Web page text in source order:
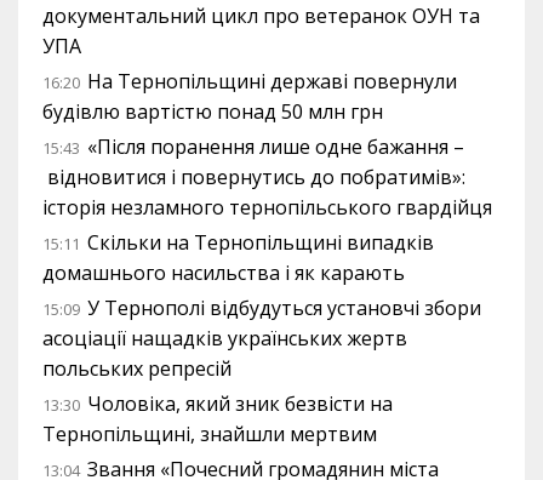
документальний цикл про ветеранок ОУН та
УПА
16:20 На Тернопільщині державі повернули
будівлю вартістю понад 50 млн грн
15:43 «Після поранення лише одне бажання –
відновитися і повернутись до побратимів»:
історія незламного тернопільського гвардійця
15:11 Скільки на Тернопільщині випадків
домашнього насильства і як карають
15:09 У Тернополі відбудуться установчі збори
асоціації нащадків українських жертв
польських репресій
13:30 Чоловіка, який зник безвісти на
Тернопільщині, знайшли мертвим
13:04 Звання «Почесний громадянин міста